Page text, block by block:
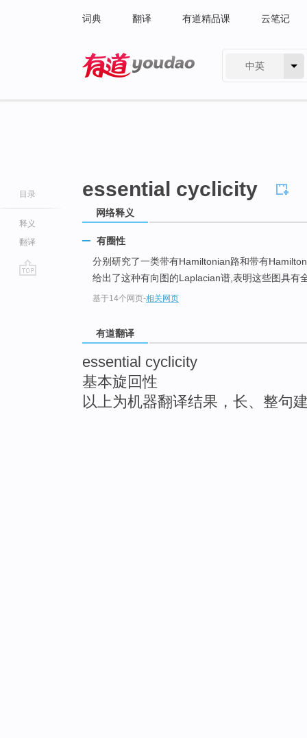
词典 翻译 有道精品课 云笔记
中英
目录
释义
翻译
essential cyclicity
网络释义
有圈性
分别研究了一类带有Hamiltonian路和带有
给出了这种有向图的Laplacian谱,表明这些图具有
基于14个网页-相关网页
有道翻译
essential cyclicity
基本旋回性
以上为机器翻译结果，长、整句